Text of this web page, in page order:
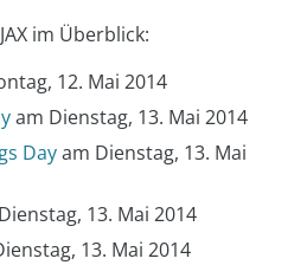
im Überblick:
12. Mai 2014
am Dienstag, 13. Mai 2014
Dayam Dienstag, 13. Mai
13. Mai 2014
13. Mai 2014